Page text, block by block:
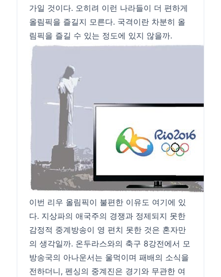
가일 것이다. 오히려 이런 나라들이 더 편하게
올림픽을 즐길지 모른다. 국격이란 차분히 올
림픽을 즐길 수 있는 정도에 있지 않을까.
이번 리우 올림픽이 불편한 이유도 여기에 있
다. 지상파의 애국주의 경쟁과 정제되지 못한
감정적 중계방송이 영 편치 못한 것은 혼자만
의 생각일까. 온두라스와의 축구 8강전에서 모
방송국의 아나운서는 울먹이며 패배의 소식을
전하더니, 펜싱의 중계진은 경기와 무관한 여